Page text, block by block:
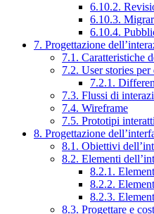
6.10.2.
6.10.3.
6.10.4.
7. Progettazione
7.1. Caratteristiche
7.2. User stories
7.2.1.
7.3. Flussi di
7.4. Wireframe
7.5. Prototipi
8. Progettazione
8.1. Obiettivi
8.2. Elementi
8.2.1.
8.2.2.
8.2.3.
8.3. Progettare e